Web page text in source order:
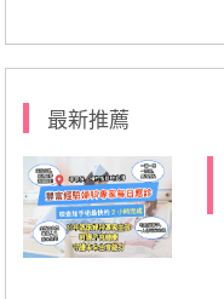
最新推薦